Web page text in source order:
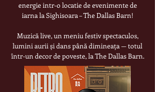
energie intr-o locatie de evenimente de
iarna la Sighisoara – The Dallas Barn!
Muzică live, un meniu festiv spectaculos,
lumini aurii și dans până dimineața — totul
într-un decor de poveste, la The Dallas Barn.